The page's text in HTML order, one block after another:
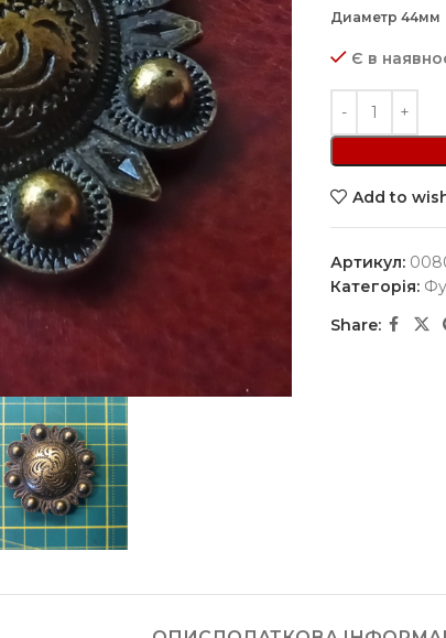
Диаметр 44мм
Є в
Add to
Артикул:
Категорія:
Share: